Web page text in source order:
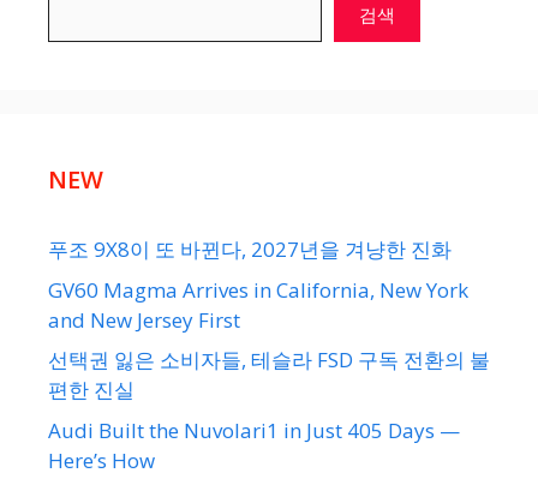
검색
NEW
푸조 9X8이 또 바뀐다, 2027년을 겨냥한 진화
GV60 Magma Arrives in California, New York
and New Jersey First
선택권 잃은 소비자들, 테슬라 FSD 구독 전환의 불
편한 진실
Audi Built the Nuvolari1 in Just 405 Days —
Here’s How